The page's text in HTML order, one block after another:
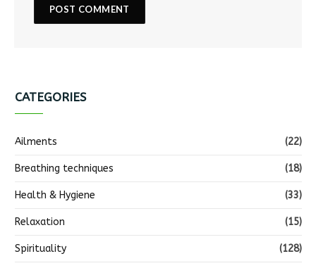
CATEGORIES
Ailments (22)
Breathing techniques (18)
Health & Hygiene (33)
Relaxation (15)
Spirituality (128)